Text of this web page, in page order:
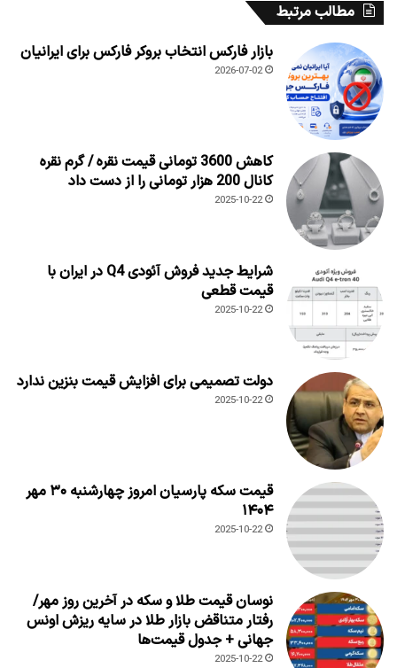
مطالب مرتبط
بازار فارکس انتخاب بروکر فارکس برای ایرانیان
2026-07-02
کاهش 3600 تومانی قیمت نقره / گرم نقره
کانال 200 هزار تومانی را از دست داد
2025-10-22
شرایط جدید فروش آئودی Q4 در ایران با
قیمت قطعی
2025-10-22
دولت تصمیمی برای افزایش قیمت بنزین ندارد
2025-10-22
قیمت سکه پارسیان امروز چهارشنبه ۳۰ مهر
۱۴۰۴
2025-10-22
نوسان قیمت طلا و سکه در آخرین روز مهر/
رفتار متناقض بازار طلا در سایه ریزش اونس
جهانی + جدول قیمت‌ها
2025-10-22